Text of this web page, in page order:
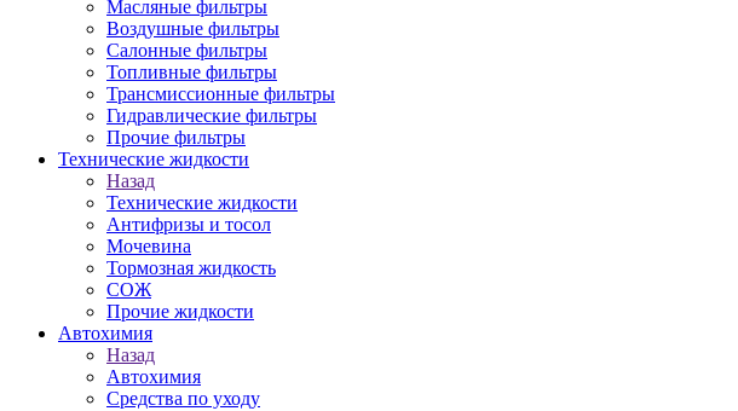
Масляные фильтры
Воздушные фильтры
Салонные фильтры
Топливные фильтры
Трансмиссионные фильтры
Гидравлические фильтры
Прочие фильтры
Технические жидкости
Назад
Технические жидкости
Антифризы и тосол
Мочевина
Тормозная жидкость
СОЖ
Прочие жидкости
Автохимия
Назад
Автохимия
Средства по уходу